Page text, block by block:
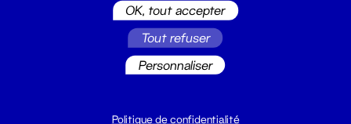
billetterie@leGrandT.fr
Du lundi au vendredi 14h → 18h
OK, tout accepter
Tout refuser
Personnaliser
Politique de confidentialité